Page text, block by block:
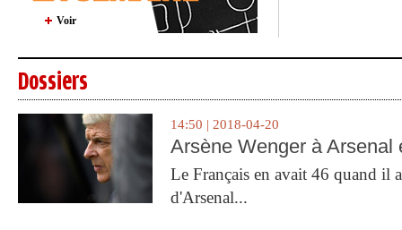
Voir
Dossiers
14:50 | 2018-04-20
Arsène Wenger à Arsenal
Le Français en avait 46 quand il
d'Arsenal...